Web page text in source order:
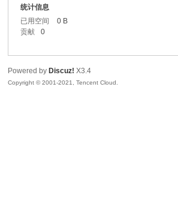
uz!
统计信息
已用空间
0 B
贡献
0
Powered by Discuz! X3.4
Copyright © 2001-2021, Tencent Cloud.